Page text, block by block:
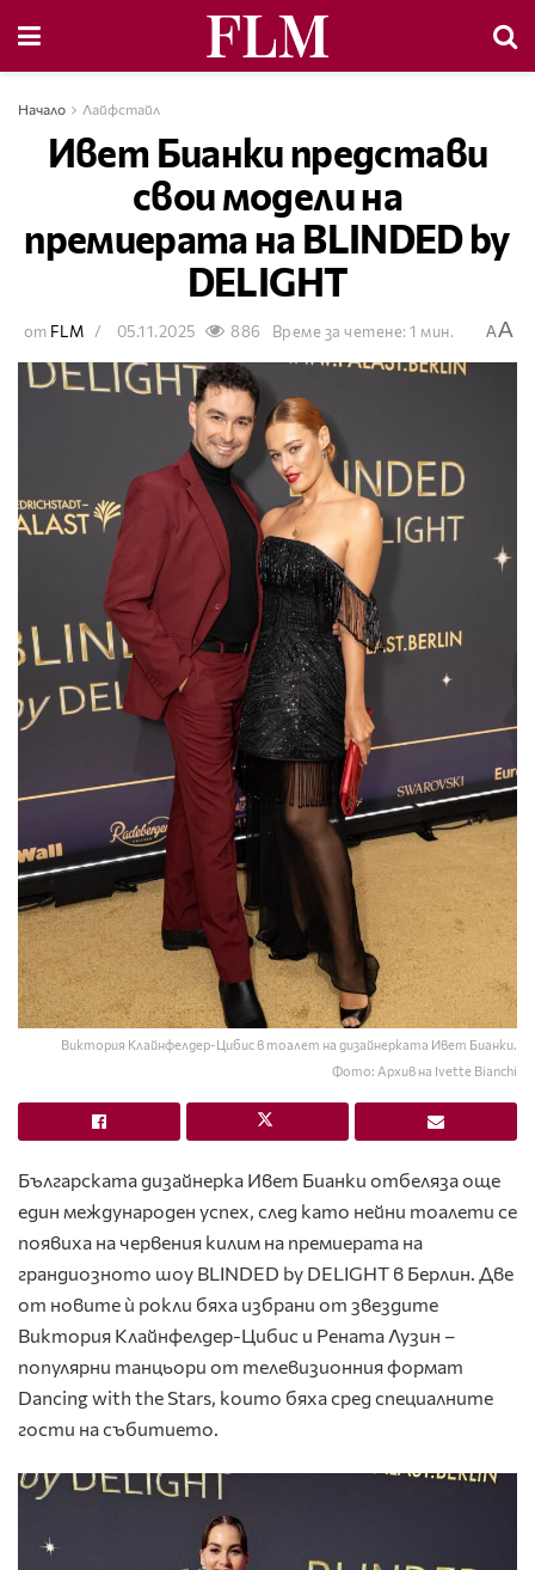
Начало Лайфстайл
Ивет Бианки представи
свои модели на
премиерата на BLINDED by
DELIGHT
от FLM 05.11.2025 886 Време за четене: 1 мин. AA
Виктория Клайнфелдер-Цибис в тоалет на дизайнерката Ивет Бианки.
Фото: Архив на Ivette Bianchi
Българската дизайнерка Ивет Бианки отбеляза още
един международен успех, след като нейни тоалети се
появиха на червения килим на премиерата на
грандиозното шоу BLINDED by DELIGHT в Берлин. Две
от новите ѝ рокли бяха избрани от звездите
Виктория Клайнфелдер-Цибис и Рената Лузин –
популярни танцьори от телевизионния формат
Dancing with the Stars, които бяха сред специалните
гости на събитието.